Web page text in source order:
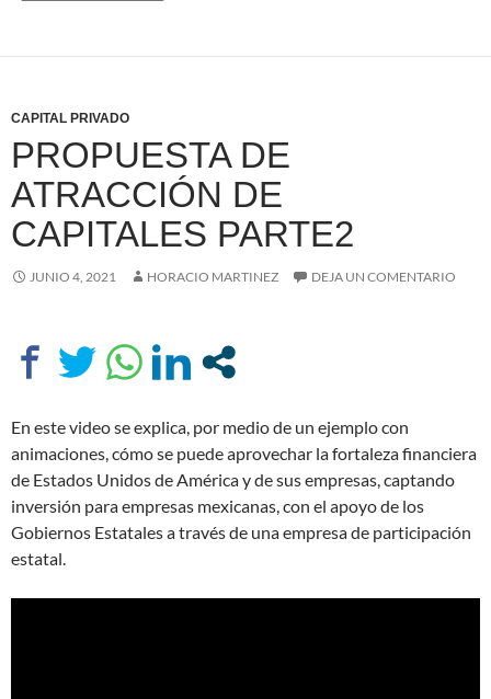
CAPITAL PRIVADO
PROPUESTA DE
ATRACCIÓN DE
CAPITALES PARTE2
JUNIO 4, 2021 HORACIO MARTINEZ DEJA UN COMENTARIO
En este video se explica, por medio de un ejemplo con
animaciones, cómo se puede aprovechar la fortaleza financiera
de Estados Unidos de América y de sus empresas, captando
inversión para empresas mexicanas, con el apoyo de los
Gobiernos Estatales a través de una empresa de participación
estatal.